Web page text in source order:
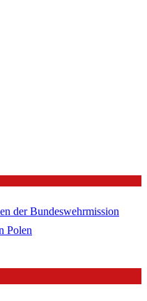
der Bundeswehrmission
Polen